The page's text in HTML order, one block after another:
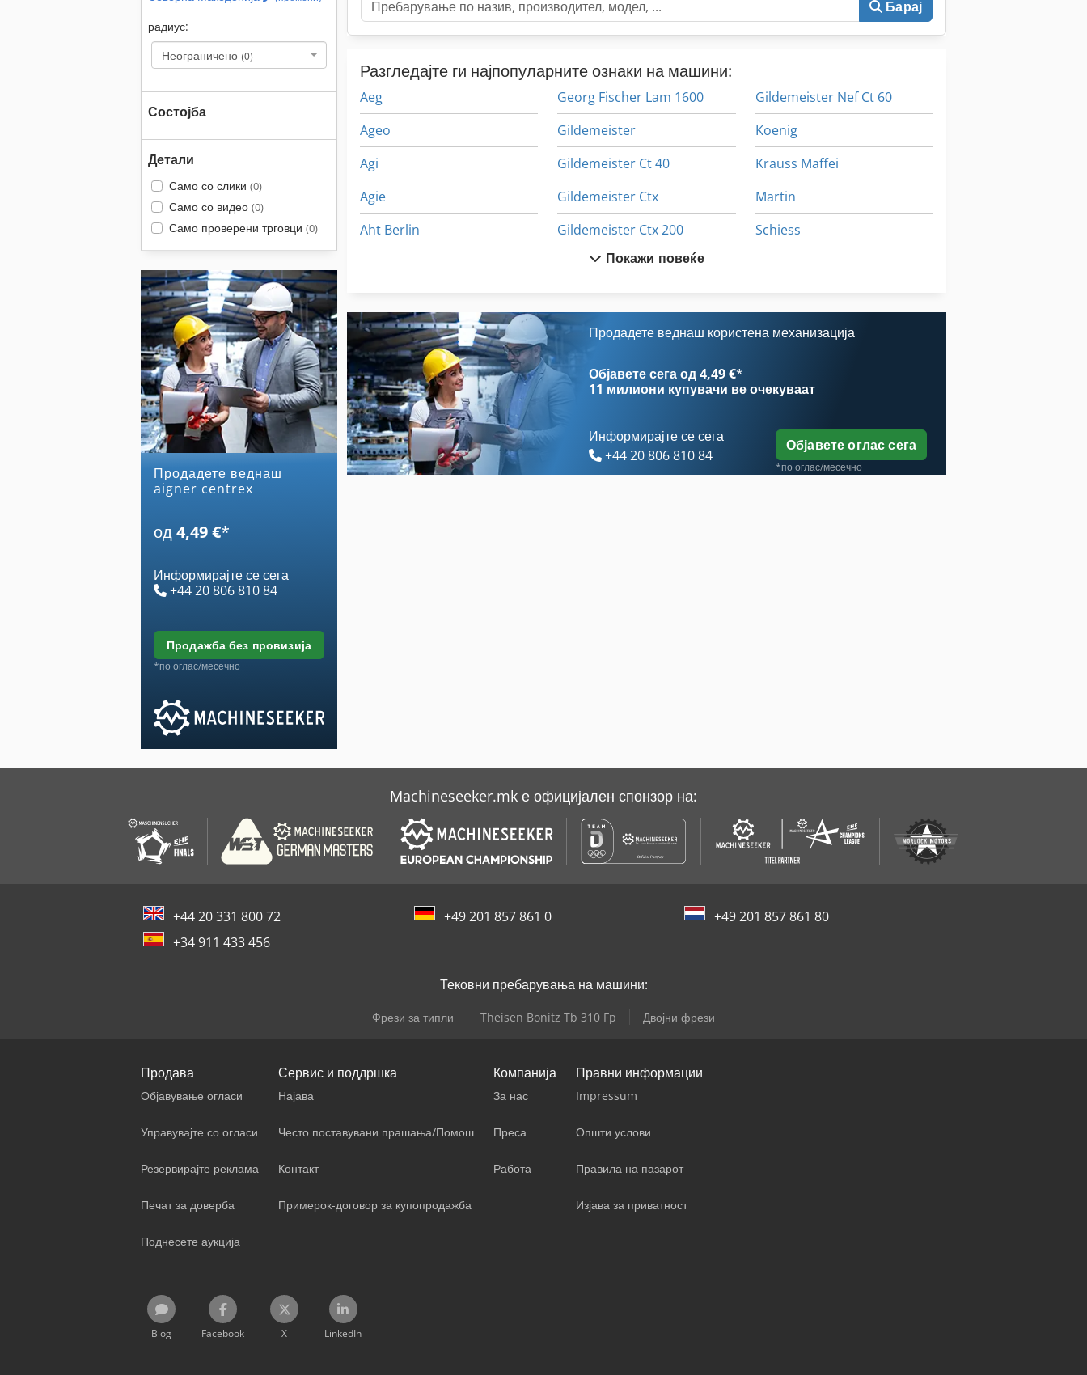
радиус:
Неограничено (0)
Состојба
Детали
Само со слики (0)
Само со видео (0)
Само проверени трговци (0)
Продадете веднаш
aigner centrex
од4,49 €*
Информирајте се сега
+44 20 806 810 84
продажба без провизија
*по оглас/месечно
Барај
Разгледајте ги најпопуларните ознаки на машини:
Aeg
Ageo
Agi
Agie
Aht Berlin
Auerbach
Exner
Georg Fischer Lam 1600
Gildemeister
Gildemeister Ct 40
Gildemeister Ctx
Gildemeister Ctx 200
Gildemeister Ctx 310
Gildemeister Gmx
Gildemeister Nef Ct 60
Koenig
Krauss Maffei
Martin
Schiess
Покажи повеќе
Продадете веднаш користена механизација
Објавете сега од 4,49 €*
11 милиони купувачи ве очекуваат
Информирајте се сега
+44 20 806 810 84
Објавете оглас сега
*по оглас/месечно
Machineseeker.mk е официјален спонзор на:
+44 20 331 800 72 +49 201 857 861 0
+49 201 857 861 80
+34 911 433 456
Тековни пребарувања на машини:
Фрези за типли Theisen Bonitz Tb 310 Fp Двојни фрези
Продава
Објавување огласи
Управувајте со огласи
Резервирајте реклама
Печат за доверба
Поднесете аукција
Сервис и поддршка
Најава
Често поставувани прашања/Помош
Контакт
Примерок-договор за купопродажба
Компанија
За нас
Преса
Работа
Правни информации
Impressum
Општи услови
Правила на пазарот
Изјава за приватност
Blog Facebook X LinkedIn